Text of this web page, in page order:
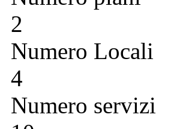
2
Numero Locali
4
Numero servizi